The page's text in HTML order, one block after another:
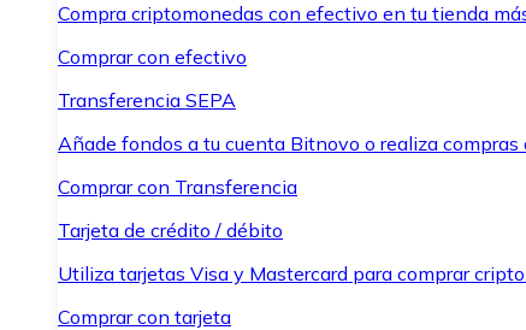
Compra criptomonedas con efectivo en tu tienda
Comprar con efectivo
Transferencia SEPA
Añade fondos a tu cuenta Bitnovo o realiza
Comprar con Transferencia
Tarjeta de crédito / débito
Utiliza tarjetas Visa y Mastercard para comprar
Comprar con tarjeta